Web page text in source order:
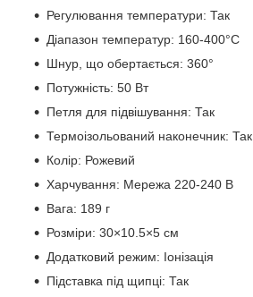
Регулювання температури: Так
Діапазон температур: 160-400°С
Шнур, що обертається: 360°
Потужність: 50 Вт
Петля для підвішування: Так
Термоізольований наконечник: Так
Колір: Рожевий
Харчування: Мережа 220-240 В
Вага: 189 г
Розміри: 30×10.5×5 см
Додатковий режим: Іонізація
Підставка під щипці: Так